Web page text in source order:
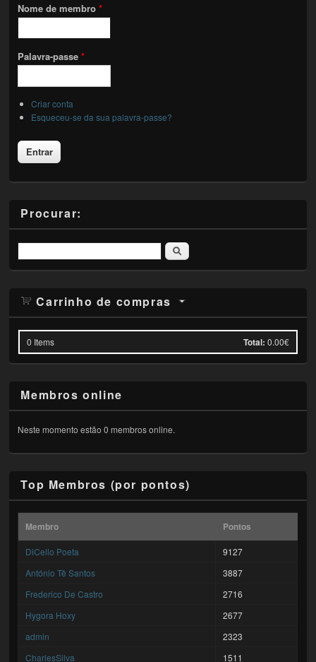
Nome de membro*
Palavra-passe*
Criar conta
Esqueceu-se da sua palavra-passe?
Procurar:
Pesquisar
Carrinho de compras
0 Items Total: 0.00€
Membros online
Neste momento estão 0 membros online.
Top Membros (por pontos)
Membro Pontos
DiCello Poeta
9127
António Tê Santos
3887
Frederico De Castro
2716
Hygora Hoxy
2677
admin
2323
CharlesSilva
1511